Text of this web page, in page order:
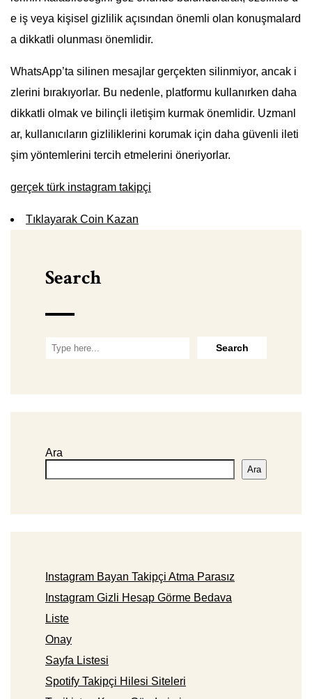
e iş veya kişisel gizlilik açısından önemli olan konuşmalard
a dikkatli olunması önemlidir.
WhatsApp’ta silinen mesajlar gerçekten silinmiyor, ancak i
zlerini bırakıyorlar. Bu nedenle, platformu kullanırken daha
dikkatli olmak ve bilinçli iletişim kurmak önemlidir. Uzmanl
ar, kullanıcıların gizliliklerini korumak için daha güvenli ileti
şim yöntemlerini tercih etmelerini öneriyorlar.
gerçek türk instagram takipçi
Tıklayarak Coin Kazan
Search
Ara
Ara
Instagram Bayan Takipçi Atma Parasız
Instagram Gizli Hesap Görme Bedava
Liste
Onay
Sayfa Listesi
Spotify Takipçi Hilesi Siteleri